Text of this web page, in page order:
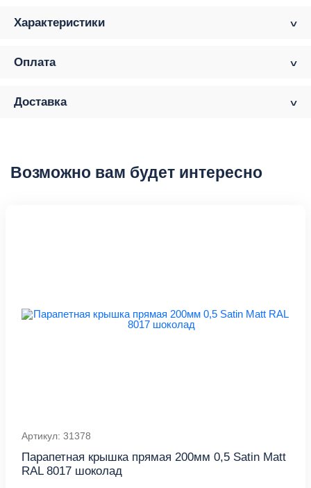
Характеристики
Оплата
Доставка
Возможно вам будет интересно
Артикул: 31378
Парапетная крышка прямая 200мм 0,5 Satin Мatt
RAL 8017 шоколад